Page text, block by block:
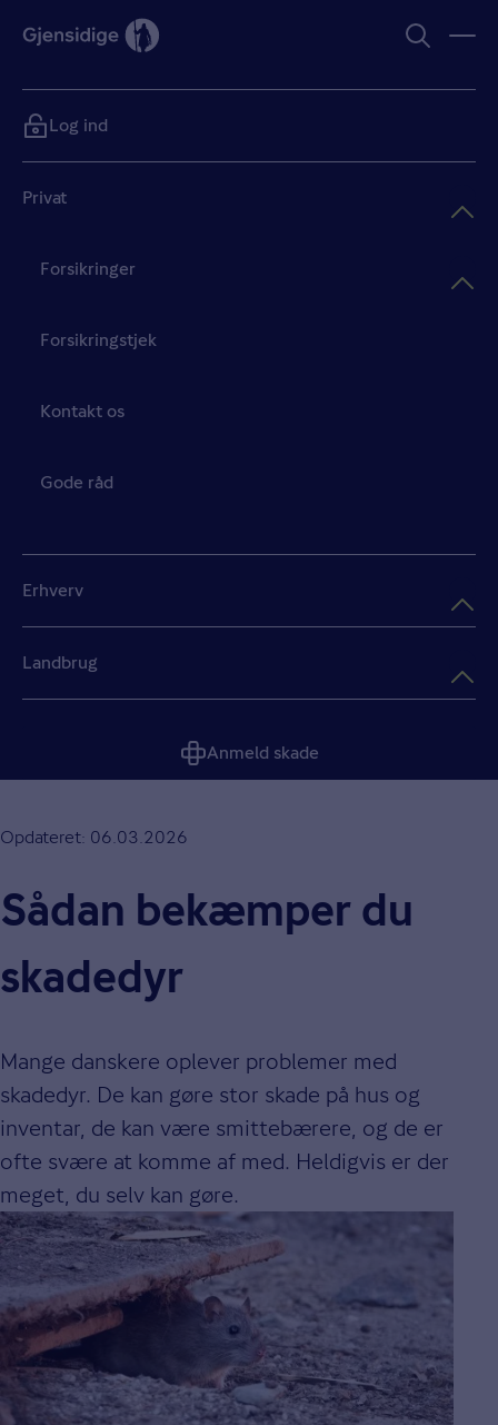
Privat
Forsikringer
Forsikringstjek
Kontakt os
Gode råd
Erhverv
Landbrug
Anmeld skade
Log ind
Opdateret: 06.03.2026
Sådan bekæmper du
skadedyr
Mange danskere oplever problemer med
skadedyr. De kan gøre stor skade på hus og
inventar, de kan være smittebærere, og de er
ofte svære at komme af med. Heldigvis er der
meget, du selv kan gøre.